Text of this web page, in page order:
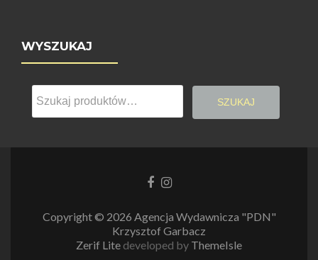
WYSZUKAJ
Szukaj:
SZUKAJ
LinkLink
Copyright © 2026 Agencja Wydawnicza "PDN"
Krzysztof Garbacz
Zerif Lite developed by ThemeIsle